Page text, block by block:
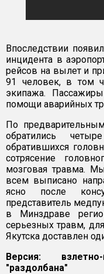
Впоследствии
инцидента в
рейсов на вылет и
91 человек, в том
экипажа.
помощи аварийных
По
обратились
обратившихся
сотрясение
мозговая травма.
всем выписано
ясно после
представитель
в Минздраве
серьезных травм,
Якутска доставлен
Версия:
"раздолбана"